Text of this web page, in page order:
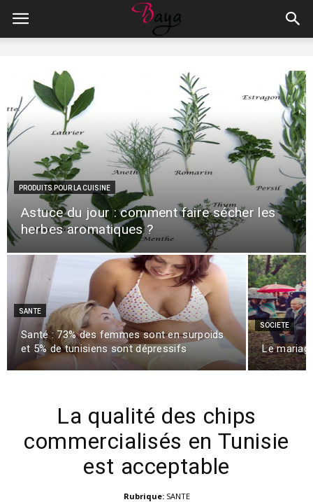
PRODUITS POUR LA CUISINE
Astuce du jour : comment faire sécher les
herbes aromatiques ?
SANTE
Santé : 73% des femmes sont en surpoids
et 5% de tunisiens sont dépressifs
SOCIETE
Le
La qualité des chips
commercialisés en Tunisie
est acceptable
Rubrique: SANTE